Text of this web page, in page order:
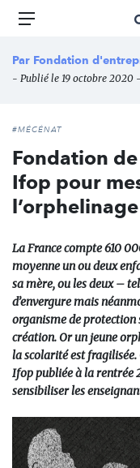
Aller
principal
Menu
Par Fondation
- Publié le 19 octobre 2020
#MÉCÉNAT
Fondation de
Ifop pour
La France compte 610
moyenne un ou deux
sa mère, ou les deux –
d’envergure mais
organisme de protection
création. Or un jeune
la scolarité est fragilisée.
Ifop publiée à la rentrée
sensibiliser les